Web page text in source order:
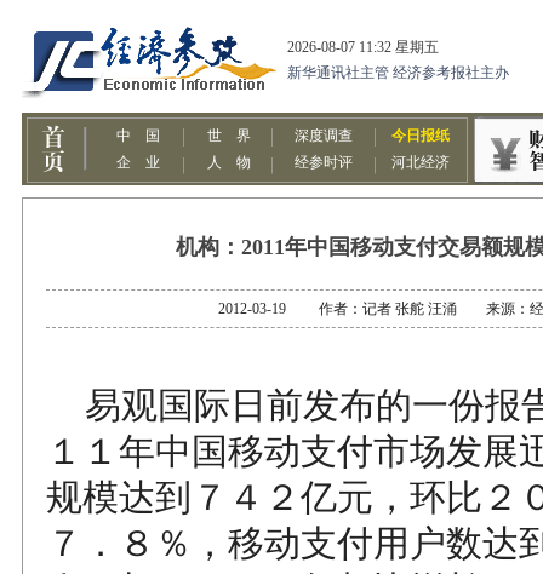
机构：2011年中国移动支付交易额规
2012-03-19 作者：记者 张舵 汪涌 来源：经
易观国际日前发布的一份报
１１年中国移动支付市场发展
规模达到７４２亿元，环比２
７．８％，移动支付用户数达